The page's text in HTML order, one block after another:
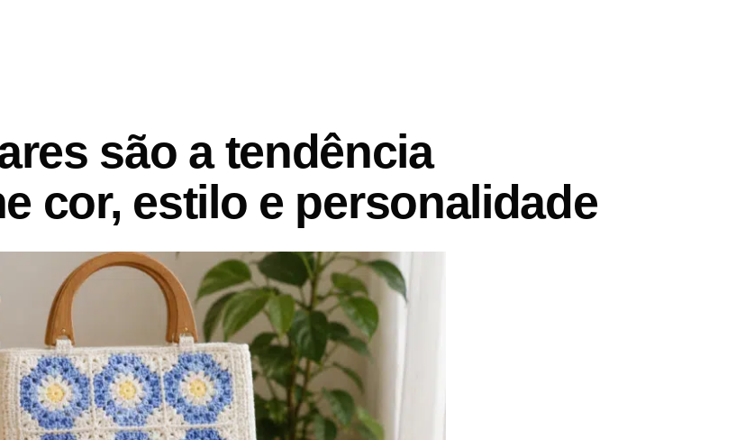
são a tendência
cor, estilo e personalidade